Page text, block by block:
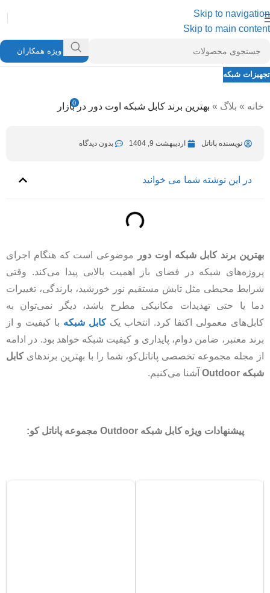
Skip to navigation
Skip to main content
ویژه همکاران
تجهیزات شبکه
نویسنده پاناتلتیر 10, 1405 در اردیبهشت 9, 1404
0 خانه » بلاگ » بهترین برند کابل شبکه اوت دور در بازار
نویسنده پاناتل اردیبهشت 9, 1404 بدون دیدگاه
در این نوشته شما می خوانید
بهترین برند کابل شبکه اوت دور
موضوعی است که هنگام اجرای
پروژه‌های شبکه در فضای باز اهمیت بالایی پیدا می‌کند. وقتی
شرایط محیطی مثل تابش مستقیم نور خورشید، بارندگی، تغییرات
دما یا حتی تهدیدات مکانیکی مطرح باشد، دیگر نمی‌توان به
کابل‌های معمولی اکتفا کرد. انتخاب یککابل شبکه با کیفیت و از
برند معتبر، ضامن دوام، پایداری و کیفیت شبکه خواهد بود. در ادامه
از مجله مجموعه تخصصی پاناتل‌کو، شما را با بهترین برندهایکابل
شبکه Outdoor
آشنا می‌کنیم.
پیشنهادات ویژه کابل شبکه Outdoor مجموعه پاناتل کو: